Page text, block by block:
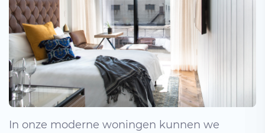
In onze moderne woningen kunnen we